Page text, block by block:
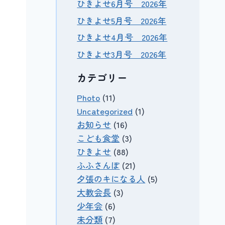
ひきよせ6月号 2026年
ひきよせ5月号 2026年
ひきよせ4月号 2026年
ひきよせ3月号 2026年
カテゴリー
Photo (11)
Uncategorized (1)
お知らせ (16)
こども食堂 (3)
ひきよせ (88)
ふふさんぽ (21)
夕張のキになる人 (5)
大教会長 (3)
少年会 (6)
未分類 (7)